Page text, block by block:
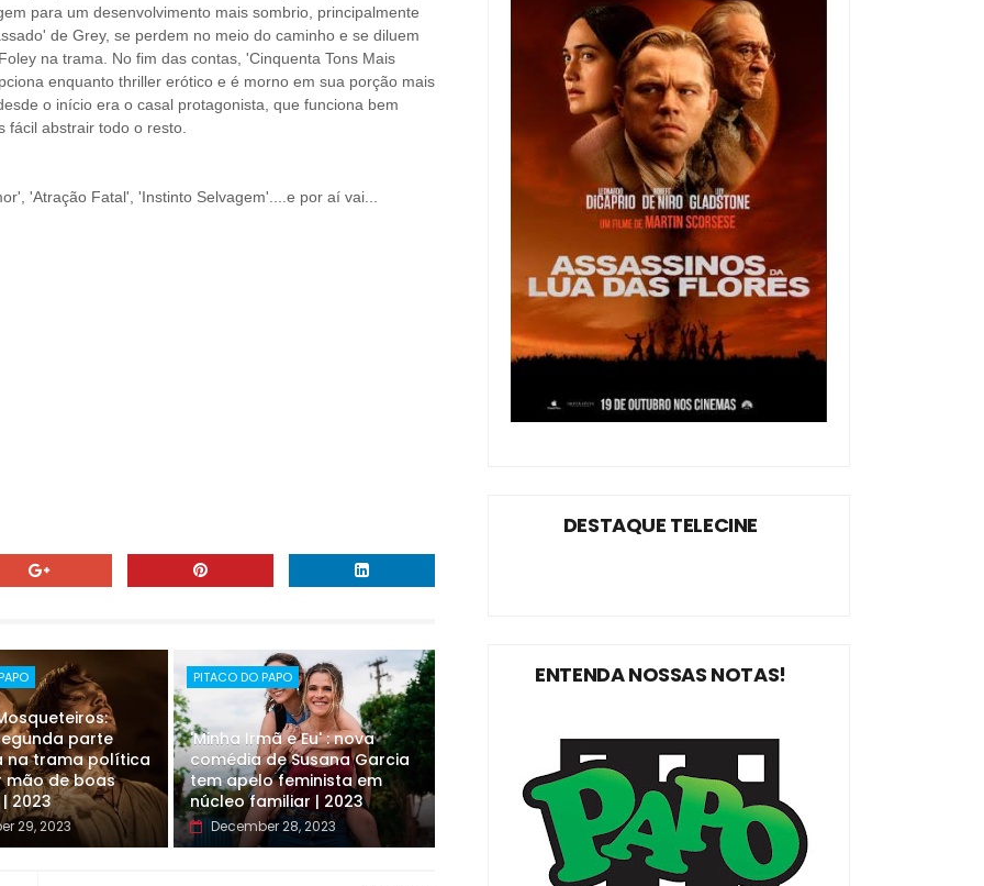
para um desenvolvimento mais sombrio, principalmente
de Grey, se perdem no meio do caminho e se diluem
na trama. No fim das contas, 'Cinquenta Tons Mais
enquanto thriller erótico e é morno em sua porção mais
o início era o casal protagonista, que funciona bem
fácil abstrair todo o resto.
'Atração Fatal', 'Instinto Selvagem'....e por aí vai...
parte
na trama política
mão de boas
2023
29, 2023
PITACO DO PAPO
'Minha Irmã e Eu' : nova
comédia de Susana Garcia
tem apelo feminista em
núcleo familiar | 2023
December 28, 2023
DESTAQUE TELECINE
ENTENDA NOSSAS NOTAS!